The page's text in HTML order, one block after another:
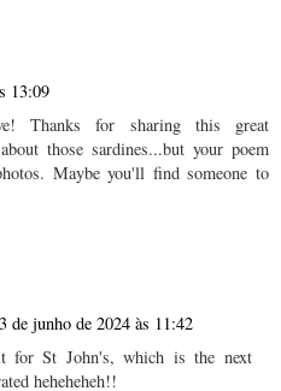
13:09
Thanks for sharing this great
those sardines...but your poem
Maybe you'll find someone to
de junho de 2024 às 11:42
St John's, which is the next
heheheheh!!